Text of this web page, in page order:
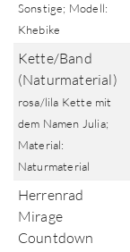
Sonstige; Modell:
Khebike
Kette/Band
(Naturmaterial)
rosa/lila Kette mit
dem Namen Julia;
Material:
Naturmaterial
Herrenrad
Mirage
Countdown